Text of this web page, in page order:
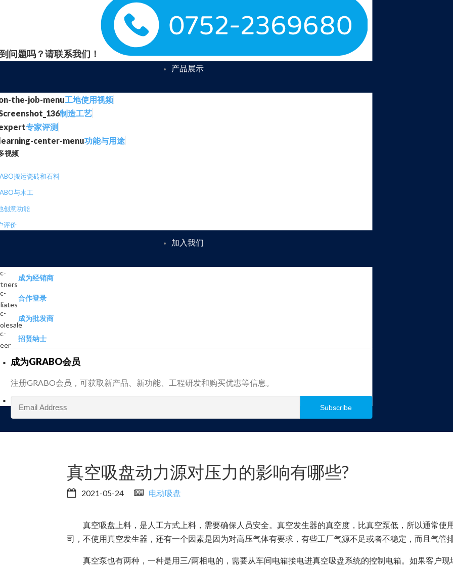
问题吗？请联系我们！
产品展示
工地使用视频
制造工艺
专家评测
功能与用途
视频
搬运瓷砖和石料
与木工
创意功能
评价
加入我们
成为经销商
合作登录
成为批发商
招贤纳士
成为GRABO会员
注册GRABO会员，可获取新产品、新功能、工程研发和购买优惠等信息。
真空吸盘动力源对压力的影响有哪些?
2021-05-24 电动吸盘
真空吸盘上料，是人工方式上料，需要确保人员安全。真空发生器的真空度，比真空泵低，所以通常使
司，不使用真空发生器，还有一个因素是因为对高压气体有要求，有些工厂气源不足或者不稳定，而且气管
真空泵也有两种，一种是用三/两相电的，需要从车间电箱接电进真空吸盘系统的控制电箱。如果客户现